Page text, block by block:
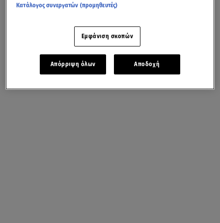
Κατάλογος συνεργατών (προμηθευτές)
Εμφάνιση σκοπών
Απόρριψη όλων Αποδοχή